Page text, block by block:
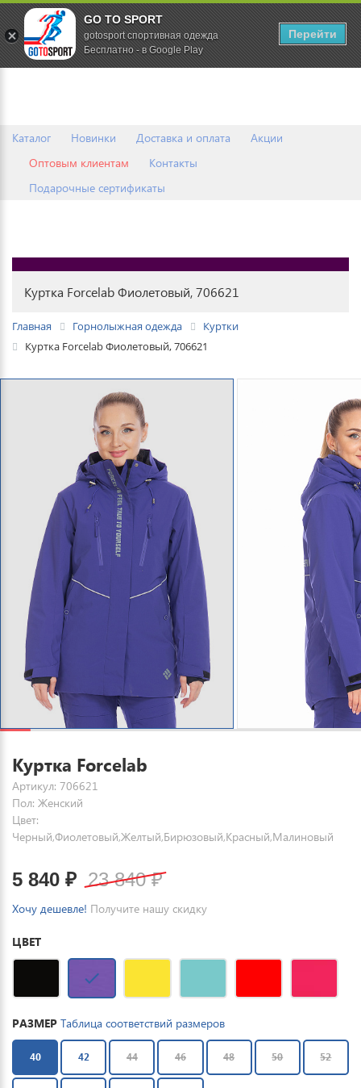
Каталог Новинки Доставка и оплата
Акции
Оптовым клиентам
Контакты
Подарочные сертификаты
0
Куртка Forcelab Фиолетовый, 706621
Главная Горнолыжная одежда
Куртки
Куртка Forcelab Фиолетовый, 706621
Куртка Forcelab
Артикул: 706621
Пол: Женский
Цвет:
Черный,Фиолетовый,Желтый,Бирюзовый,Красный,Малиновый
5 840 ₽ 23 840₽
Хочу дешевле! Получите нашу скидку
ЦВЕТ
РАЗМЕР Таблица соответствий размеров
40 42 44 46 48 50 52
GO TO SPORT
gotosport спортивная одежда
Бесплатно - в Google Play
Перейти